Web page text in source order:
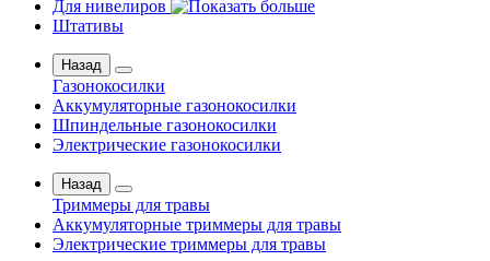
Для нивелиров
Штативы
Назад
Газонокосилки
Аккумуляторные газонокосилки
Шпиндельные газонокосилки
Электрические газонокосилки
Назад
Триммеры для травы
Аккумуляторные триммеры для травы
Электрические триммеры для травы